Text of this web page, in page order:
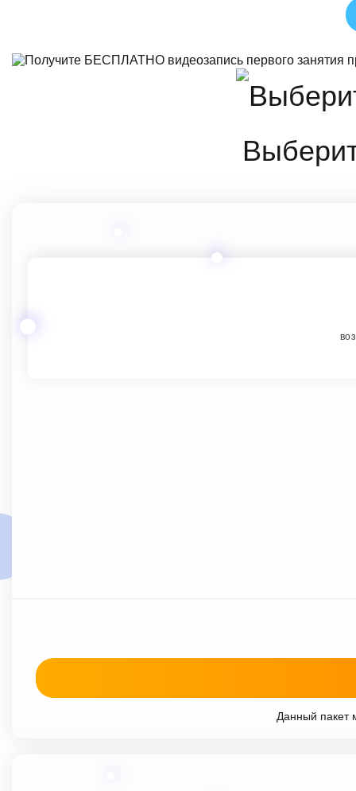
Данный пакет